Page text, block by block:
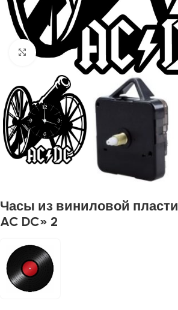
Нажмите, чтобы увеличить
Часы из виниловой
AC DC» 2